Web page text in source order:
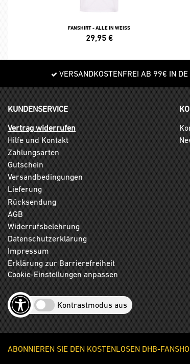
FANSHIRT - ALLE IN WEISS
29,95 €
VERSANDKOSTENFREI AB 99€ IN DE
KUNDENSERVICE
Vertrag widerrufen
Hilfe und Kontakt
Zahlungsarten
Gutschein
Versandbedingungen
Lieferung
Rücksendung
AGB
Widerrufsbelehrung
Datenschutzerklärung
Impressum
Erklärung zur Barrierefreiheit
Cookie-Einstellungen anpassen
Kontrastmodus aus
ABONNIEREN SIE DEN KOSTENLOSEN DHB-